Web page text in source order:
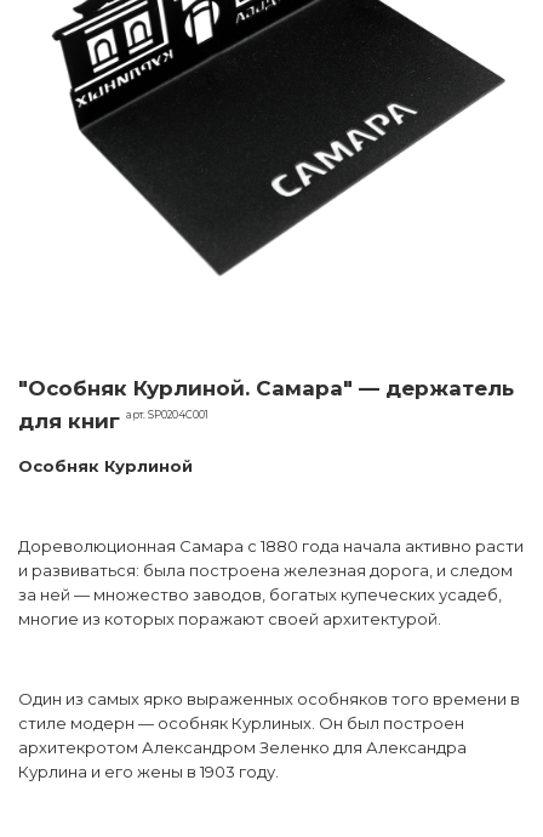
"Особняк Курлиной. Самара" — держатель
для книг арт. SP0204C001
Особняк Курлиной
Дореволюционная Самара с 1880 года начала активно расти
и развиваться: была построена железная дорога, и следом
за ней — множество заводов, богатых купеческих усадеб,
многие из которых поражают своей архитектурой.
Один из самых ярко выраженных особняков того времени в
стиле модерн — особняк Курлиных. Он был построен
архитекротом Александром Зеленко для Александра
Курлина и его жены в 1903 году.